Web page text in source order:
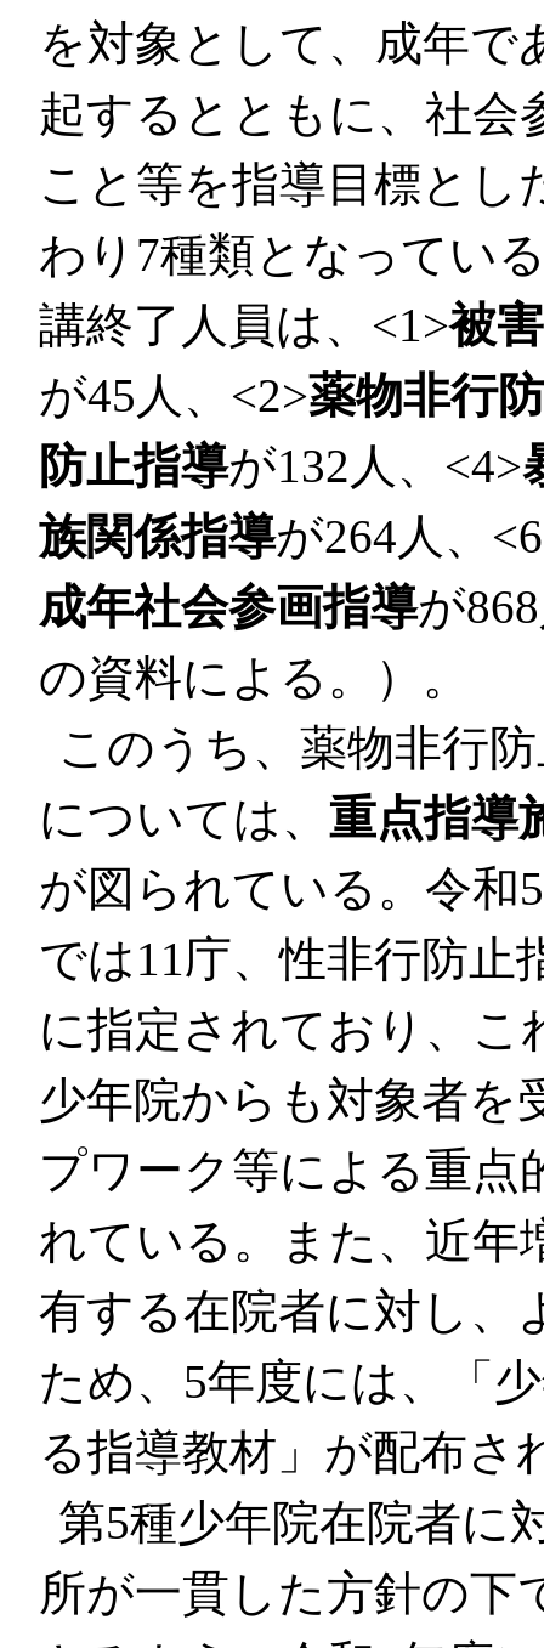
を対象として、成年で
起するとともに、社会
こと等を指導目標とし
わり7種類となってい
講終了人員は、<1>被
が45人、<2>薬物非行
防止指導が132人、<4>
族関係指導が264人、
成年社会参画指導が
の資料による。）。
このうち、薬物非行
については、 重点指導
が図られている。令和
では11庁、性非行防止
に指定されており、
少年院からも対象者を
プワーク等による重点
れている。また、近年
有する在院者に対し、
ため、5年度には、「
る指導教材」が配布さ
第5種少年院在院者に
所が一貫した方針の下